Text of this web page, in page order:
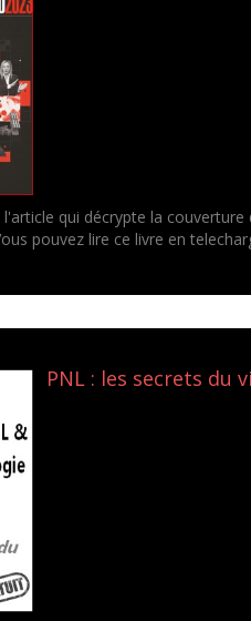
l'article qui décrypte la
pouvez lire ce livre en
PNL : les secrets du